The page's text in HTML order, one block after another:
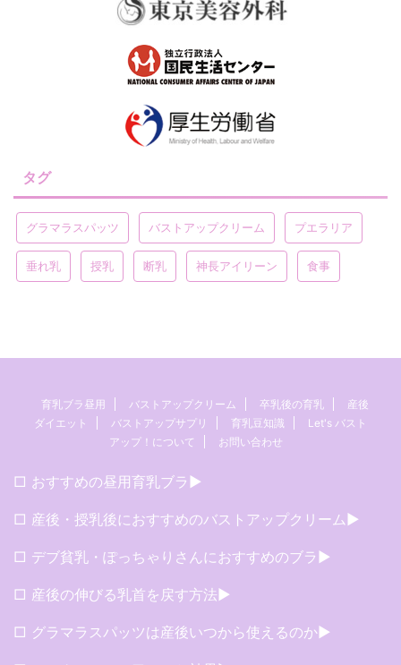
タグ
グラマラスパッツ バストアップクリーム プエラリア
垂れ乳 授乳 断乳 神長アイリーン 食事
育乳ブラ昼用 バストアップクリーム 卒乳後の育乳
産後
ダイエット
バストアップサプリ 育乳豆知識
Let's バスト
アップ！について
お問い合わせ
□ おすすめの昼用育乳ブラ▶︎
□ 産後・授乳後におすすめのバストアップクリーム▶︎
□ デブ貧乳・ぽっちゃりさんにおすすめのブラ▶︎
□ 産後の伸びる乳首を戻す方法▶︎
□ グラマラスパッツは産後いつから使えるのか▶︎